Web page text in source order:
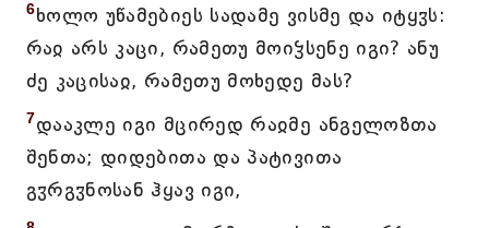
6ხოლო უწამებიეს სადამე ვისმე და იტყჳს:
რაჲ არს კაცი, რამეთუ მოიჴსენე იგი? ანუ
ძე კაცისაჲ, რამეთუ მოხედე მას?
7დააკლე იგი მცირედ რაჲმე ანგელოზთა
შენთა; დიდებითა და პატივითა
გჳრგჳნოსან ჰყავ იგი,